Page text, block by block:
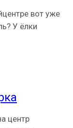
вот уже
У ёлки
центр